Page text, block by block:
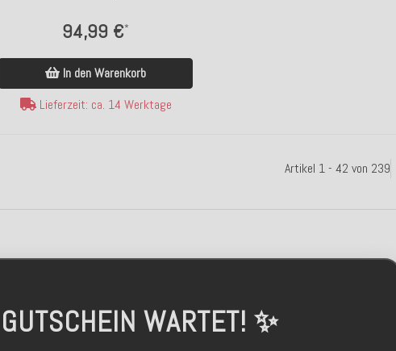
94,99 €*
In den Warenkorb
Lieferzeit: ca. 14 Werktage
Artikel 1 - 42 von 239
WARTET! ✨